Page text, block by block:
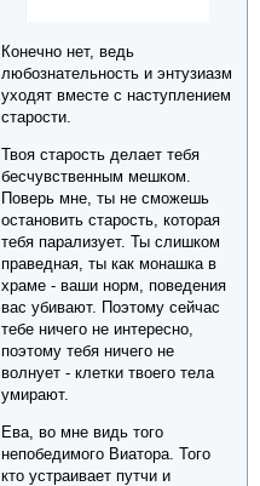
Конечно нет, ведь
любознательность и энтузиазм
уходят вместе с наступлением
старости.
Твоя старость делает тебя
бесчувственным мешком.
Поверь мне, ты не сможешь
остановить старость, которая
тебя парализует. Ты слишком
праведная, ты как монашка в
храме - ваши норм, поведения
вас убивают. Поэтому сейчас
тебе ничего не интересно,
поэтому тебя ничего не
волнует - клетки твоего тела
умирают.
Ева, во мне видь того
непобедимого Виатора. Того
кто устраивает путчи и